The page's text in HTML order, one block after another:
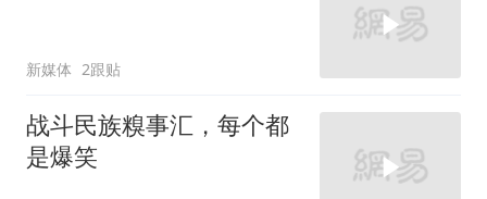
新媒体 2跟贴
战斗民族糗事汇，每个都
是爆笑